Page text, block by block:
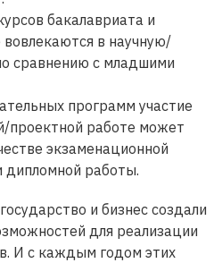
бакалавриата и
в научную/
сравнению с младшими
программ участие
проектной работе может
экзаменационной
дипломной работы.
и бизнес создали
для реализации
И с каждым годом этих